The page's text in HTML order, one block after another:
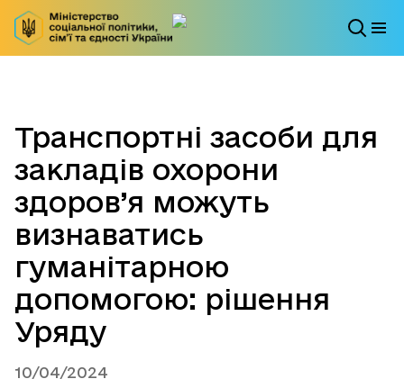
Транспортні засоби для
закладів охорони
здоров’я можуть
визнаватись
гуманітарною
допомогою: рішення
Уряду
10/04/2024